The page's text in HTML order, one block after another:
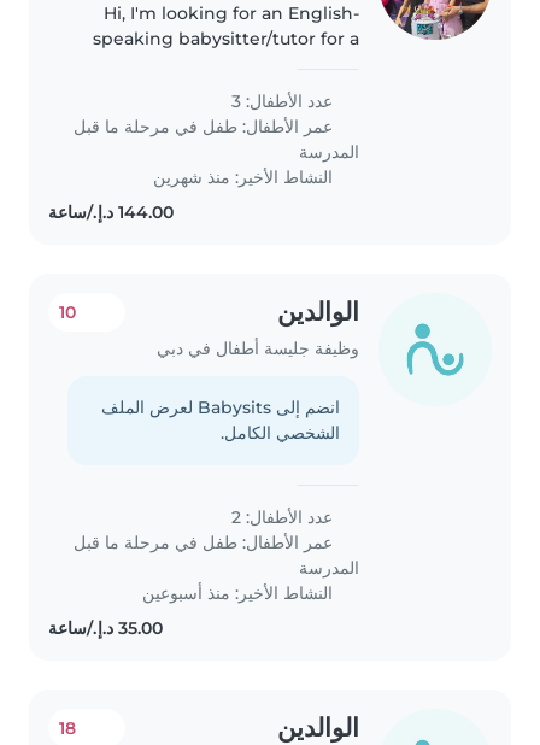
Hi, I'm looking for an English-
speaking babysitter/tutor for a
(around 5 years old) in Dubai. We
would need support in the
mornings, about 2–3 times per..
عدد الأطفال: 3
عمر الأطفال: طفل في مرحلة ما قبل
المدرسة
النشاط الأخير: منذ شهرين
الوالدين
وظيفة جليسة أطفال في دبي
10
انضم إلى Babysits لعرض الملف
الشخصي الكامل.
عدد الأطفال: 2
عمر الأطفال: طفل في مرحلة ما قبل
المدرسة
النشاط الأخير: منذ أسبوعين
الوالدين 18